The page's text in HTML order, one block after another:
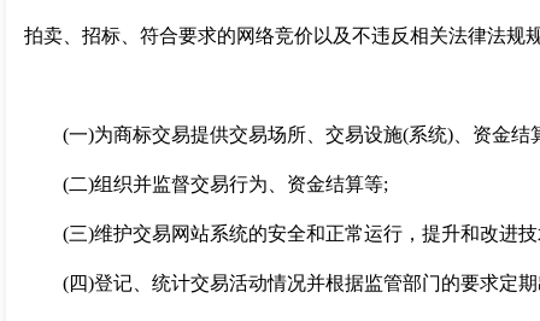
拍卖、招标、符合要求的网络竞价以及不违反相关法律法规
(一)为商标交易提供交易场所、交易设施(系统)、资金结
(二)组织并监督交易行为、资金结算等;
(三)维护交易网站系统的安全和正常运行，提升和改进技
(四)登记、统计交易活动情况并根据监管部门的要求定期